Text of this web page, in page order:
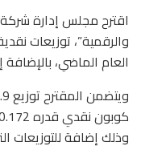
اقترح مجلس إدارة شركة
والرقمية”، توزيعات
العام الماضي،
وذلك إضافة للتوزيعات